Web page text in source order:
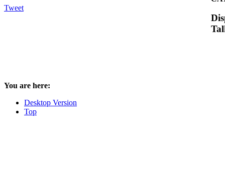
Tweet
You are here:
Desktop Version
Top